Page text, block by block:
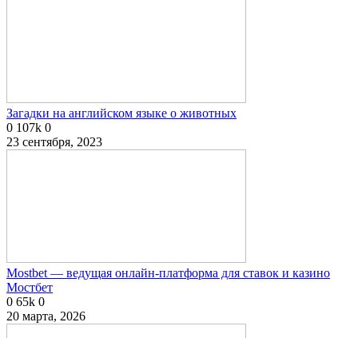
Загадки на английском языке о животных
0 107k 0
23 сентября, 2023
Mostbet — ведущая онлайн-платформа для ставок и казино
Мостбет
0 65k 0
20 марта, 2026